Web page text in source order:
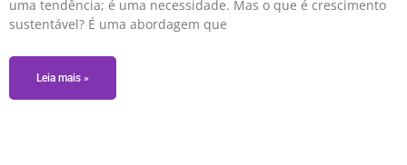
uma tendência; é uma necessidade. Mas o que é crescimento
sustentável? É uma abordagem que
Leia mais »